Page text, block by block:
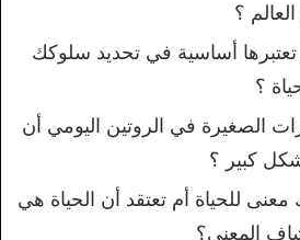
؟
تعتبرها أساسية في تحديد سلوكك
؟
الصغيرة في الروتين اليومي أن
كبير ؟
للحياة أم تعتقد أن الحياة هي
المعنى؟